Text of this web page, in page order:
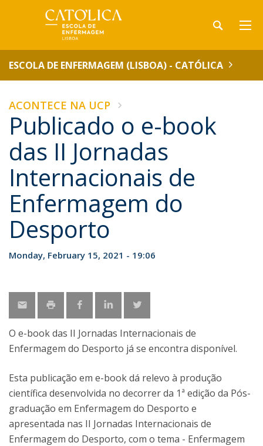
ESCOLA DE ENFERMAGEM (LISBOA) - CATÓLICA
ACONTECE NA UCP
Publicado o e-book
das II Jornadas
Internacionais de
Enfermagem do
Desporto
Monday, February 15, 2021 - 19:06
O e-book das II Jornadas Internacionais de
Enfermagem do Desporto já se encontra disponível.
Esta publicação em e-book dá relevo à produção
científica desenvolvida no decorrer da 1ª edição da Pós-
graduação em Enfermagem do Desporto e
apresentada nas II Jornadas Internacionais de
Enfermagem do Desporto, com o tema - Enfermagem